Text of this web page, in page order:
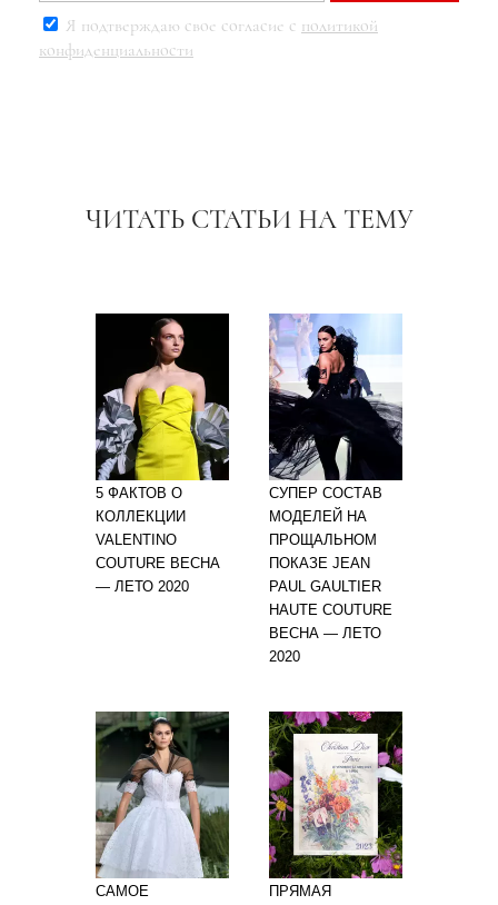
Я подтверждаю свое согласие с политикой
конфиденциальности
ЧИТАТЬ СТАТЬИ НА ТЕМУ
5 ФАКТОВ О
КОЛЛЕКЦИИ
VALENTINO
COUTURE ВЕСНА
— ЛЕТО 2020
СУПЕР СОСТАВ
МОДЕЛЕЙ НА
ПРОЩАЛЬНОМ
ПОКАЗЕ JEAN
PAUL GAULTIER
HAUTE COUTURE
ВЕСНА — ЛЕТО
2020
САМОЕ
ПРЯМАЯ